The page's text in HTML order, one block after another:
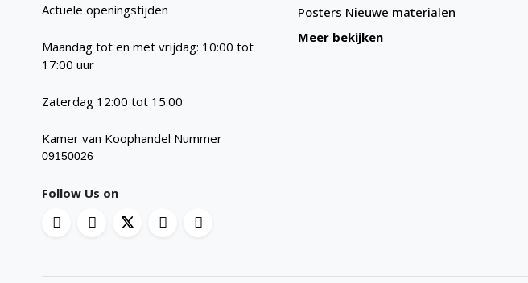
Actuele openingstijden
Maandag tot en met vrijdag: 10:00 tot
17:00 uur
Zaterdag 12:00 tot 15:00
Kamer van Koophandel Nummer
09150026
Follow Us on
Posters Nieuwe materialen
Meer bekijken